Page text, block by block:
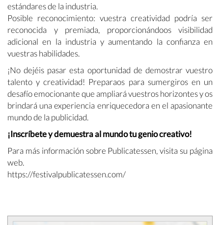
estándares de la industria.
Posible reconocimiento: vuestra creatividad podría ser
reconocida y premiada, proporcionándoos visibilidad
adicional en la industria y aumentando la confianza en
vuestras habilidades.
¡No dejéis pasar esta oportunidad de demostrar vuestro
talento y creatividad! Preparaos para sumergiros en un
desafío emocionante que ampliará vuestros horizontes y os
brindará una experiencia enriquecedora en el apasionante
mundo de la publicidad.
¡Inscríbete y demuestra al mundo tu genio creativo!
Para más información sobre Publicatessen, visita su página
web.
https://festivalpublicatessen.com/